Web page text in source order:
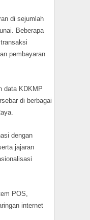
di sejumlah
Beberapa
pembayaran
data KDKMP
di berbagai
dengan
jajaran
POS,
internet